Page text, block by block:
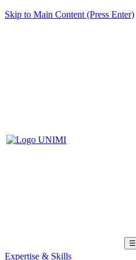
Skip to Main Content (Press Enter)
☰
Expertise & Skills